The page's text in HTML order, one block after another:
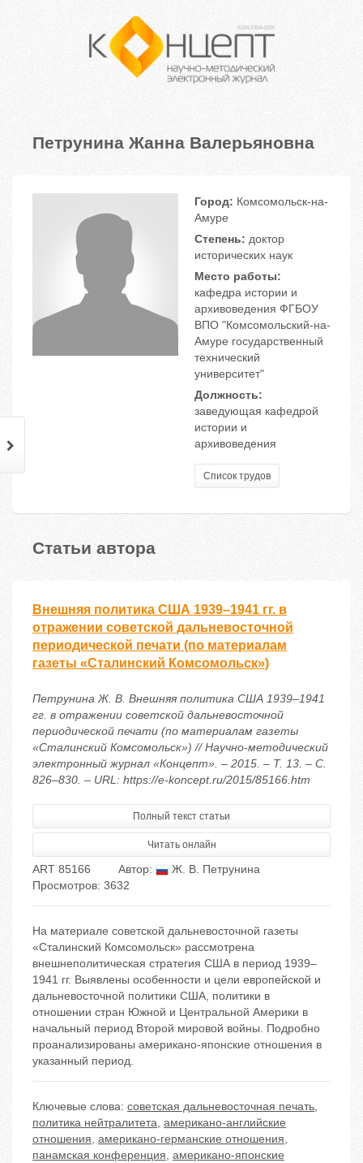
Петрунина Жанна Валерьяновна
Город: Комсомольск-на-
Амуре
Степень: доктор
исторических наук
Место работы:
кафедра истории и
архивоведения ФГБОУ
ВПО "Комсомольский-на-
Амуре государственный
технический
университет"
Должность:
заведующая кафедрой
истории и
архивоведения
Список трудов
Статьи автора
Внешняя политика США 1939–1941 гг. в
отражении советской дальневосточной
периодической печати (по материалам
газеты «Сталинский Комсомольск»)
Петрунина Ж. В. Внешняя политика США 1939–1941
гг. в отражении советской дальневосточной
периодической печати (по материалам газеты
«Сталинский Комсомольск») // Научно-методический
электронный журнал «Концепт». – 2015. – Т. 13. – С.
826–830. – URL: https://e-koncept.ru/2015/85166.htm
Полный текст статьи
Читать онлайн
ART 85166 Автор:
Ж. В. Петрунина
Просмотров: 3632
На материале советской дальневосточной газеты
«Сталинский Комсомольск» рассмотрена
внешнеполитическая стратегия США в период 1939–
1941 гг. Выявлены особенности и цели европейской и
дальневосточной политики США, политики в
отношении стран Южной и Центральной Америки в
начальный период Второй мировой войны. Подробно
проанализированы американо-японские отношения в
указанный период.
Ключевые слова: советская дальневосточная печать,
политика нейтралитета, американо-английские
отношения, американо-германские отношения,
панамская конференция, американо-японские